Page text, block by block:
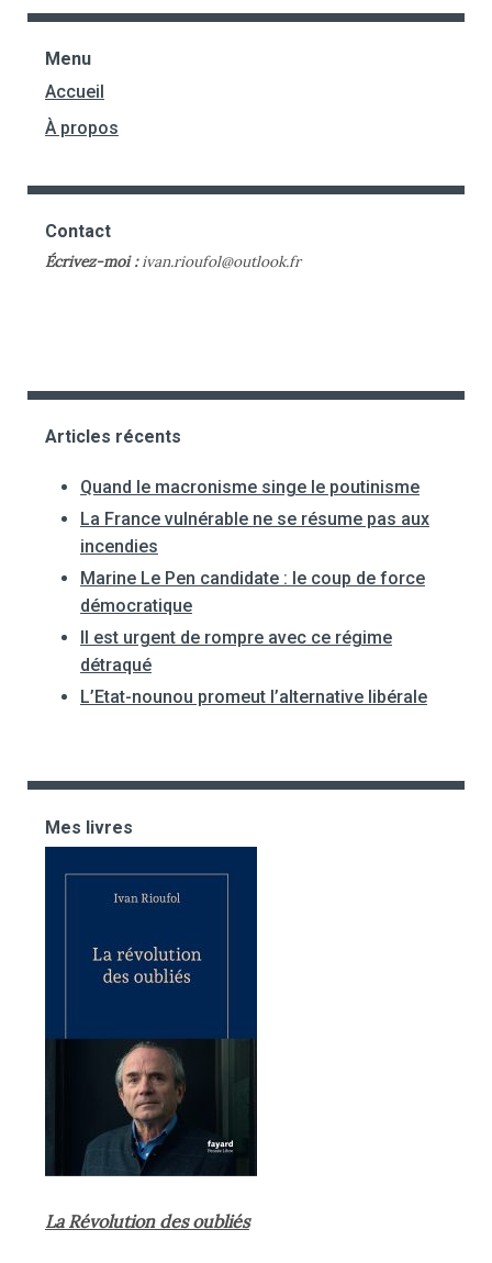
Menu
Accueil
À propos
Contact
Écrivez-moi :ivan.rioufol@outlook.fr
Articles récents
Quand le macronisme singe le poutinisme
La France vulnérable ne se résume pas aux
incendies
Marine Le Pen candidate : le coup de force
démocratique
Il est urgent de rompre avec ce régime
détraqué
L’Etat-nounou promeut l’alternative libérale
Mes livres
La Révolution des oubliés